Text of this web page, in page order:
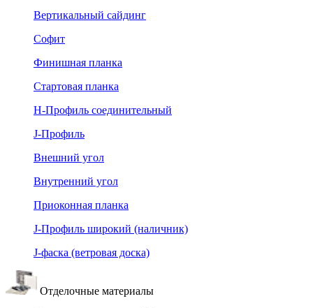
Вертикальный сайдинг
Софит
Финишная планка
Стартовая планка
Н-Профиль соединительный
J-Профиль
Внешний угол
Внутренний угол
Приоконная планка
J-Профиль широкий (наличник)
J-фаска (ветровая доска)
Отделочные материалы